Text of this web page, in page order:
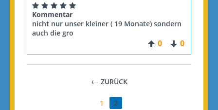
Kommentar
nicht nur unser kleiner ( 19 Monate) sondern
auch die gro
0 0
ZURÜCK
1 2